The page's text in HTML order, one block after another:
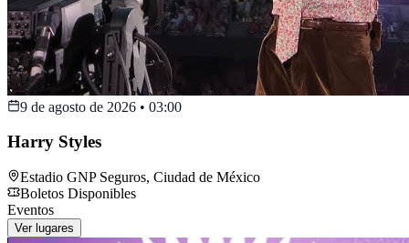
9 de agosto de 2026 • 03:00
Harry Styles
Estadio GNP Seguros, Ciudad de México
Boletos Disponibles
Eventos
Ver lugares